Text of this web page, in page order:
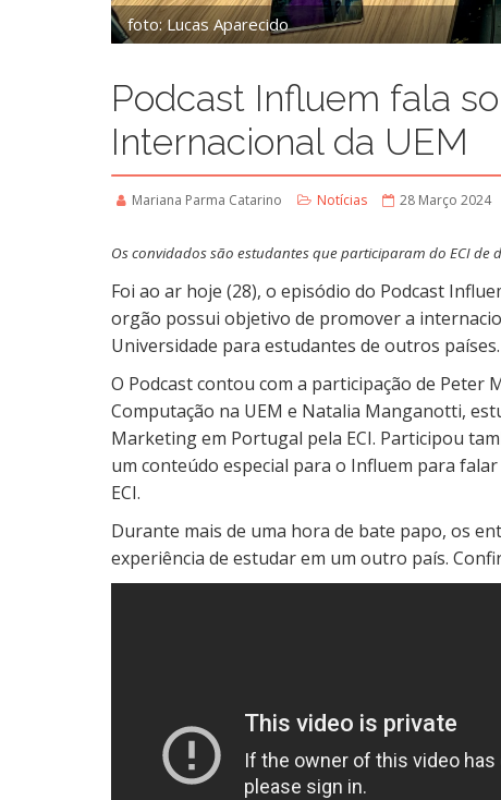
foto: Lucas Aparecido
Podcast Influem fala
Internacional da UEM
Mariana Parma Catarino Notícias 28 Março 2024
Os convidados são estudantes que participaram do ECI de
Foi ao ar hoje (28), o episódio do Podcast
orgão possui objetivo de promover a
Universidade para estudantes de outros países.
O Podcast contou com a participação de Peter
Computação na UEM e Natalia Manganotti,
Marketing em Portugal pela ECI. Participou
um conteúdo especial para o Influem para
ECI.
Durante mais de uma hora de bate papo, os
experiência de estudar em um outro país.